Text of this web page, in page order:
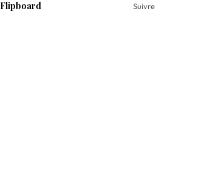
Flipboard Suivre